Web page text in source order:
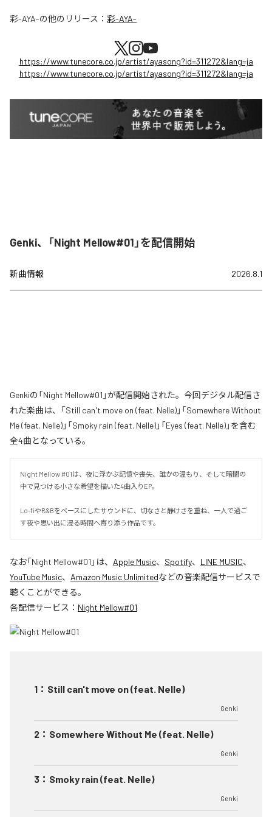
彩-AYA-の他のリリース： 彩-AYA-
https://www.tunecore.co.jp/artist/ayasong?id=311272&lang=ja
https://www.tunecore.co.jp/artist/ayasong?id=311272&lang=ja
Genki、「Night Mellow#01」を配信開始
新曲情報 2026.8.1
Genkiの「Night Mellow#01」が配信開始された。今回デジタル配信さ
れた楽曲は、「Still can't move on (feat. Nelle)」「Somewhere Without
Me (feat. Nelle)」「Smoky rain (feat. Nelle)」「Eyes (feat. Nelle)」を含む
全4曲となっている。
Night Mellow #01は、夜に浮かぶ記憶や喪失、誰かの温もり、そして暗闇の
中で見つける小さな希望を描いた4曲入りEP。
Lo-fiやR&Bをベースにしたサウンドに、切なさと静けさを重ね、一人で過ご
す夜や思い出に浸る時間へ寄り添う作品です。
なお「Night Mellow#01 」は、 Apple Music、 Spotify、 LINE MUSIC、
YouTube Music、 Amazon Music Unlimitedなどの音楽配信サービスで
聴くことができる。
各配信サービス： Night Mellow#01
1 ： Still can't move on (feat. Nelle)
Genki
2 ： Somewhere Without Me (feat. Nelle)
Genki
3 ： Smoky rain (feat. Nelle)
Genki